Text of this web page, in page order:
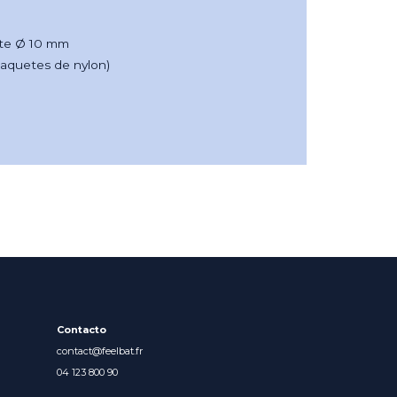
Ø 10 mm
de nylon)
Contacto
contact@feelbat.fr
04 123 800 90